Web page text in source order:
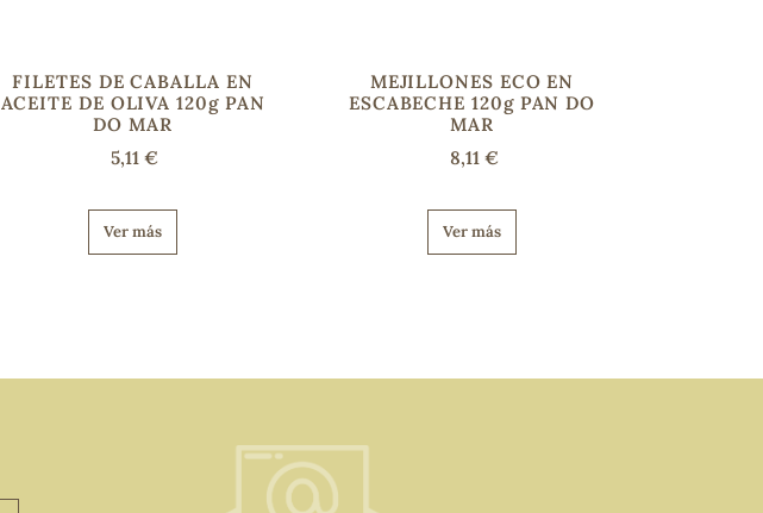
FILETES DE CABALLA EN
ACEITE DE OLIVA 120g PAN
DO MAR
5,11 €
Ver más
MEJILLONES ECO EN
ESCABECHE 120g PAN DO
MAR
8,11 €
Ver más